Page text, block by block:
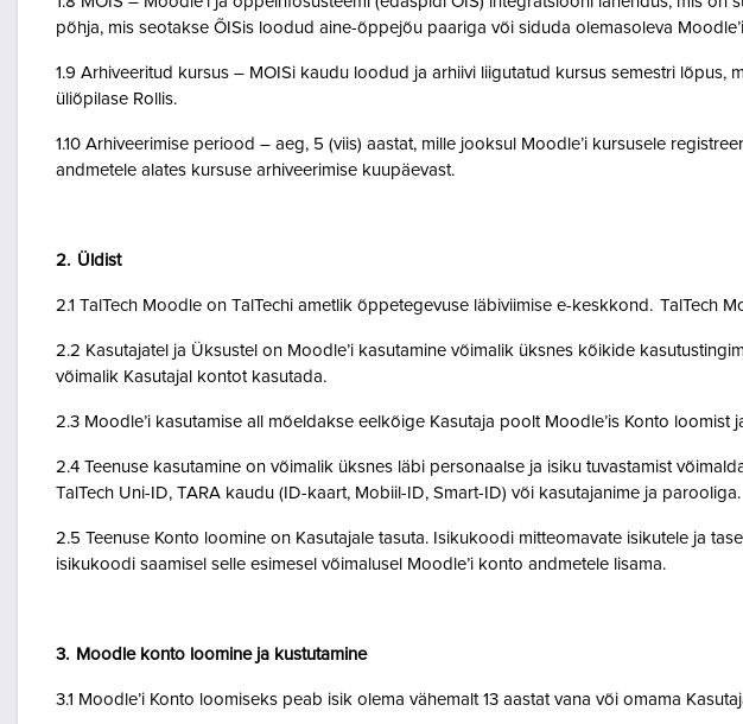
põhja, mis seotakse ÕISis loodud aine-õppejõu paariga või siduda olemasoleva
1.9 Arhiveeritud kursus – MOISi kaudu loodud ja arhiivi liigutatud kursus semestri
üliõpilase Rollis.
1.10 Arhiveerimise periood – aeg, 5 (viis) aastat, mille jooksul Moodle’i kursusele
andmetele alates kursuse arhiveerimise kuupäevast.
2. Üldist
2.1 TalTech Moodle on TalTechi ametlik õppetegevuse läbiviimise e-keskkond. TalTech
2.2 Kasutajatel ja Üksustel on Moodle’i kasutamine võimalik üksnes kõikide
võimalik Kasutajal kontot kasutada.
2.3 Moodle’i kasutamise all mõeldakse eelkõige Kasutaja poolt Moodle’is Konto
2.4 Teenuse kasutamine on võimalik üksnes läbi personaalse ja isiku tuvastamist
TalTech Uni-ID, TARA kaudu (ID-kaart, Mobiil-ID, Smart-ID) või kasutajanime ja parooliga.
2.5 Teenuse Konto loomine on Kasutajale tasuta. Isikukoodi mitteomavate isikutele ja
isikukoodi saamisel selle esimesel võimalusel Moodle’i konto andmetele lisama.
3. Moodle konto loomine ja kustutamine
3.1 Moodle’i Konto loomiseks peab isik olema vähemalt 13 aastat vana või omama